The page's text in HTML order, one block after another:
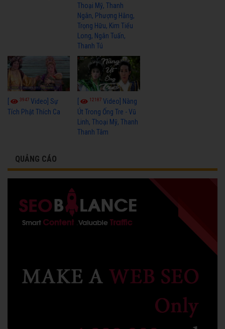
Thoại Mỹ, Thanh
Ngân, Phượng Hằng,
Trọng Hữu, Kim Tiểu
Long, Ngân Tuấn,
Thanh Tú
[ 3947 Video] Sự
Tích Phật Thích Ca
[ 12187Video] Nàng
Út Trong Ống Tre - Vũ
Linh, Thoại Mỹ, Thanh
Thanh Tâm
QUẢNG CÁO